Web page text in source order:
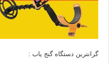
گرانترین دستگاه گنج یاب :